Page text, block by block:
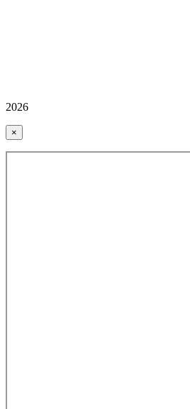
2026
×